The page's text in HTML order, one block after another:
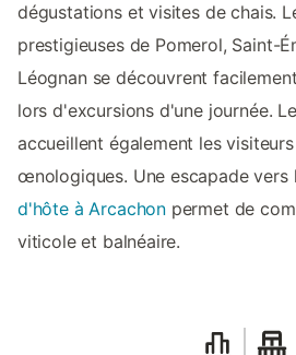
dégustations et visites de chais.
prestigieuses de Pomerol, Saint-
Léognan se découvrent
lors d'excursions d'une journée.
accueillent également les
œnologiques. Une escapade vers
d'hôte à Arcachon permet de
viticole et balnéaire.